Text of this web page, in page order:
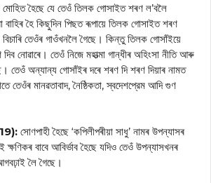
হৈছে যে তেওঁ তিলক গোসাইত শৰণ ল’বলৈ
বাহিৰ হৈ কিছুদিন পিছত ৰূপায়ে তিলক গোসাইত শৰণ
বিচাৰি তেওঁৰ গাওঁখনলৈ গৈছে। কিন্তু তিলক গোসাঁইয়ে
নোৱাৰে। তেওঁ নিজে মহাত্মা গান্ধীৰ অহিংসা নীতি আৰু
তেওঁ অন্যান্য গোসাঁইৰ দৰে শৰণ দি শৰণ দিয়াৰ নামত
তেওঁৰ মানৱতাবাদ, নৈষ্ঠিকতা, স্বদেশপ্রেম আদি গুণ
সোণপাহী হৈছে ‘কপিলীপৰীয়া সাধু’ নামৰ উপন্যাসৰ
বাবে আবির্ভাব হৈছে যদিও তেওঁ উপন্যাসখনৰ
লৈ গৈছে।